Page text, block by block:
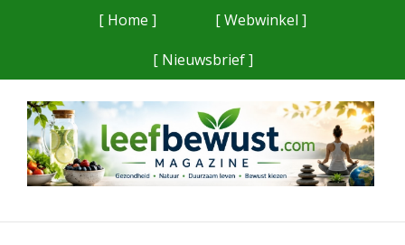
[ Home ]
[ Webwinkel ]
[ Nieuwsbrief ]